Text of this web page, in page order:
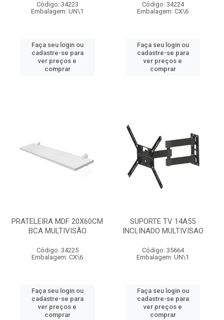
Código: 34223
Embalagem: UN\1
Faça seu login ou
cadastre-se para
ver preços e
comprar
Código: 34224
Embalagem: CX\6
Faça seu login ou
cadastre-se para
ver preços e
comprar
PRATELEIRA MDF 20X60CM
BCA MULTIVISÃO
Código: 34225
Embalagem: CX\6
Faça seu login ou
cadastre-se para
ver preços e
comprar
SUPORTE TV 14A55
INCLINADO MULTIVISAO
Código: 35664
Embalagem: UN\1
Faça seu login ou
cadastre-se para
ver preços e
comprar